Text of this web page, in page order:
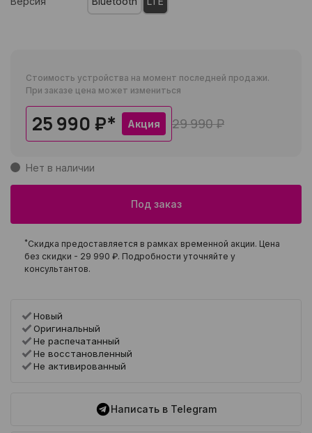
Стоимость устройства на момент последней продажи.
При заказе цена может измениться
25 990 ₽* Акция 29 990 ₽
Нет в наличии
Под заказ
*Скидка предоставляется в рамках временной акции. Цена
без скидки - 29 990 ₽. Подробности уточняйте у
консультантов.
Новый
Оригинальный
Не распечатанный
Не восстановленный
Не активированный
Написать в Telegram